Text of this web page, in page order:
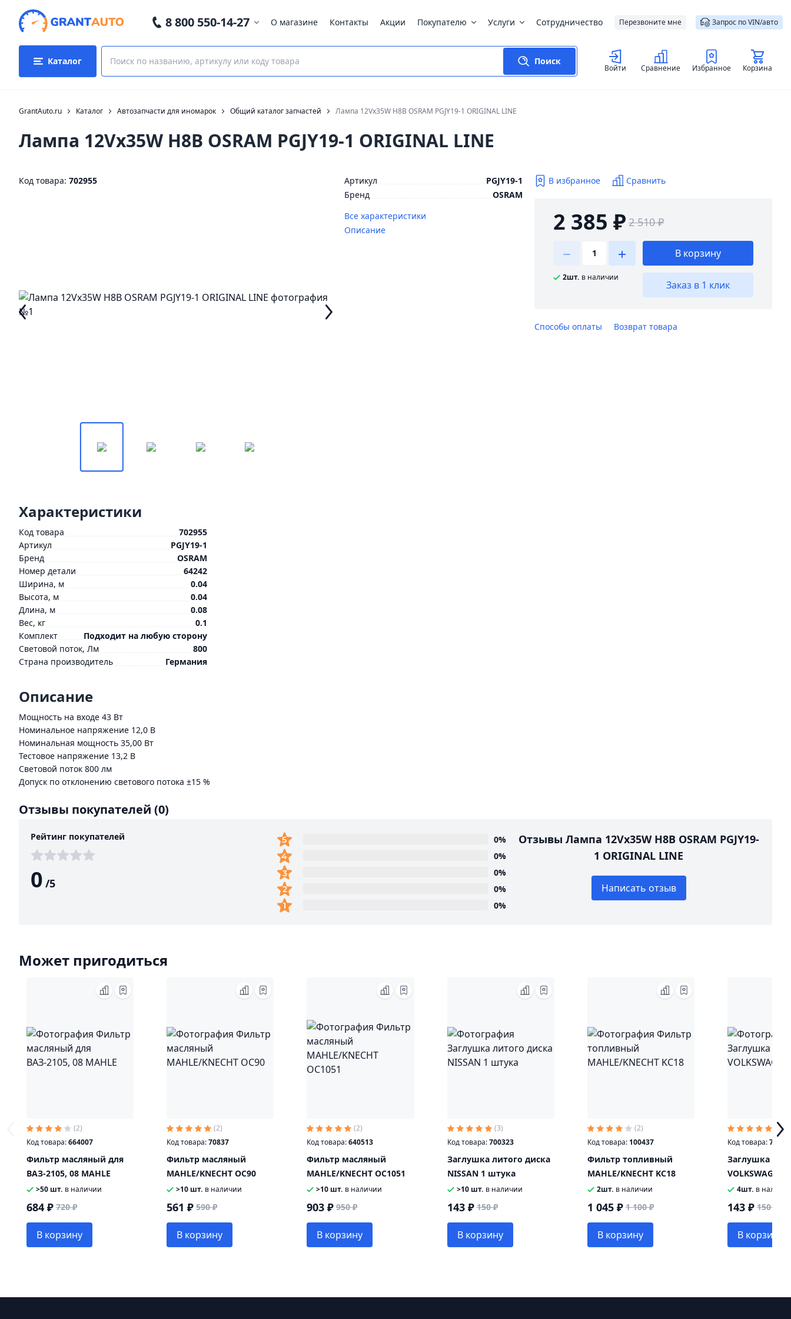
8 800 550-14-27 О магазине Контакты Акции Покупателю Услуги Сотрудничество Перезвоните мне Запрос по VIN/авто
Каталог Поиск
Войти Сравнение Избранное Корзина
GrantAuto.ru Каталог Автозапчасти для иномарок Общий каталог запчастей Лампа 12Vx35W H8B OSRAM PGJY19-1 ORIGINAL LINE
Лампа 12Vx35W H8B OSRAM PGJY19-1 ORIGINAL LINE
Код товара: 702955 Артикул
PGJY19-1
Бренд
OSRAM
Все характеристики
Описание
В избранное Сравнить
2 385 ₽ 2 510 ₽
2шт. в наличии
В корзину
Заказ в 1 клик
Способы оплаты Возврат товара
Характеристики
Код товара
702955
Артикул
PGJY19-1
Бренд
OSRAM
Номер детали
64242
Ширина, м
0.04
Высота, м
0.04
Длина, м
0.08
Вес, кг
0.1
Комплект
Подходит на любую сторону
Световой поток, Лм
800
Страна производитель
Германия
Описание
Мощность на входе 43 Вт
Номинальное напряжение 12,0 В
Номинальная мощность 35,00 Вт
Тестовое напряжение 13,2 В
Световой поток 800 лм
Допуск по отклонению светового потока ±15 %
Отзывы покупателей (0)
Рейтинг покупателей
0 /5
0%
0%
0%
0%
0%
Отзывы Лампа 12Vx35W H8B OSRAM PGJY19-
1 ORIGINAL LINE
Написать отзыв
Может пригодиться
(2)
Код товара:664007
Фильтр масляный для
ВАЗ-2105, 08 MAHLE
>50 шт. в наличии
684 ₽ 720 ₽
В корзину
(2)
Код товара:70837
Фильтр масляный
MAHLE/KNECHT OC90
>10 шт. в наличии
561 ₽ 590 ₽
В корзину
(2)
Код товара:640513
Фильтр масляный
MAHLE/KNECHT OC1051
>10 шт. в наличии
903 ₽ 950 ₽
В корзину
(3)
Код товара:700323
Заглушка литого диска
NISSAN 1 штука
>10 шт. в наличии
143 ₽ 150 ₽
В корзину
(2)
Код товара: 100437
Фильтр топливный
MAHLE/KNECHT KC18
2шт. в наличии
1 045 ₽ 1 100 ₽
В корзину
(5)
Код товара:
Заглушка
VOLKSWAGEN
4шт. в
143 ₽ 150 ₽
В корзину